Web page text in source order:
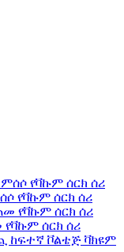
የቫኩም ሰርክ ሰሪ
ሰርክ ሰሪ